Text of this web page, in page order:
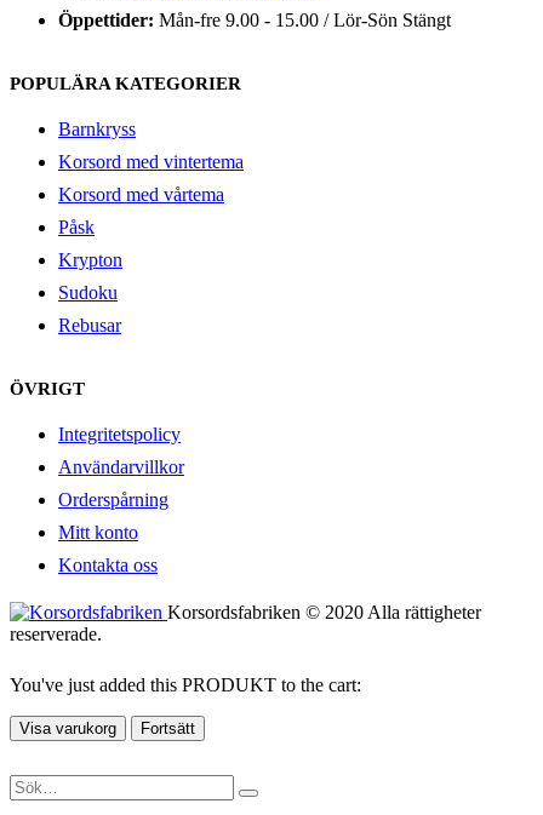
Öppettider: Mån-fre 9.00 - 15.00 / Lör-Sön Stängt
POPULÄRA KATEGORIER
Barnkryss
Korsord med vintertema
Korsord med vårtema
Påsk
Krypton
Sudoku
Rebusar
ÖVRIGT
Integritetspolicy
Användarvillkor
Orderspårning
Mitt konto
Kontakta oss
Korsordsfabriken © 2020 Alla rättigheter
reserverade.
You've just added this PRODUKT to the cart:
Visa varukorg Fortsätt